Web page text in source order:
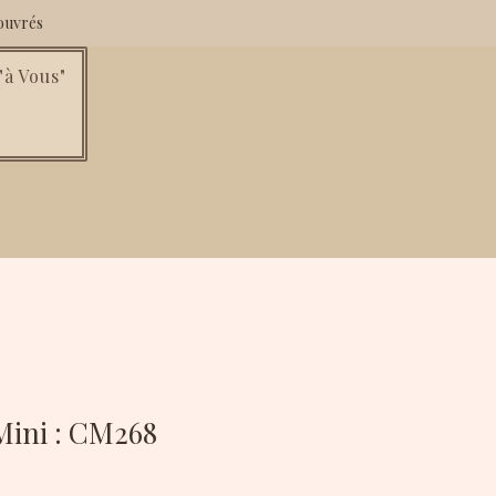
Vous"
: CM268